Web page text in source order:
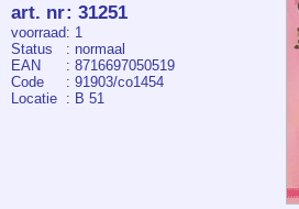
art. nr: 31251
voorraad: 1
Status
: normaal
EAN
: 8716697050519
Code
: 91903/co1454
Locatie : B 51